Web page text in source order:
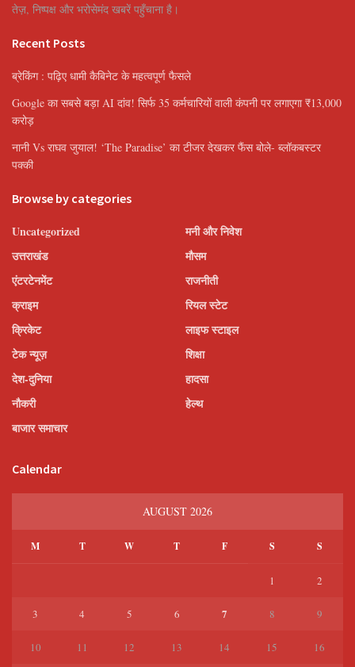
तेज़, निष्पक्ष और भरोसेमंद खबरें पहुँचाना है।
Recent Posts
ब्रेकिंग : पढ़िए धामी कैबिनेट के महत्वपूर्ण फैसले
Google का सबसे बड़ा AI दांव! सिर्फ 35 कर्मचारियों वाली कंपनी पर लगाएगा ₹13,000
करोड़
नानी Vs राघव जुयाल! ‘The Paradise’ का टीजर देखकर फैंस बोले- ब्लॉकबस्टर
पक्की
Browse by categories
Uncategorized
उत्तराखंड
एंटरटेनमेंट
क्राइम
क्रिकेट
टेक न्यूज़
देश-दुनिया
नौकरी
बाजार समाचार
मनी और निवेश
मौसम
राजनीती
रियल स्टेट
लाइफ स्टाइल
शिक्षा
हादसा
हेल्थ
Calendar
AUGUST 2026
M T W T F S S
1 2
3 4 5 6 7 8 9
10 11 12 13 14 15 16